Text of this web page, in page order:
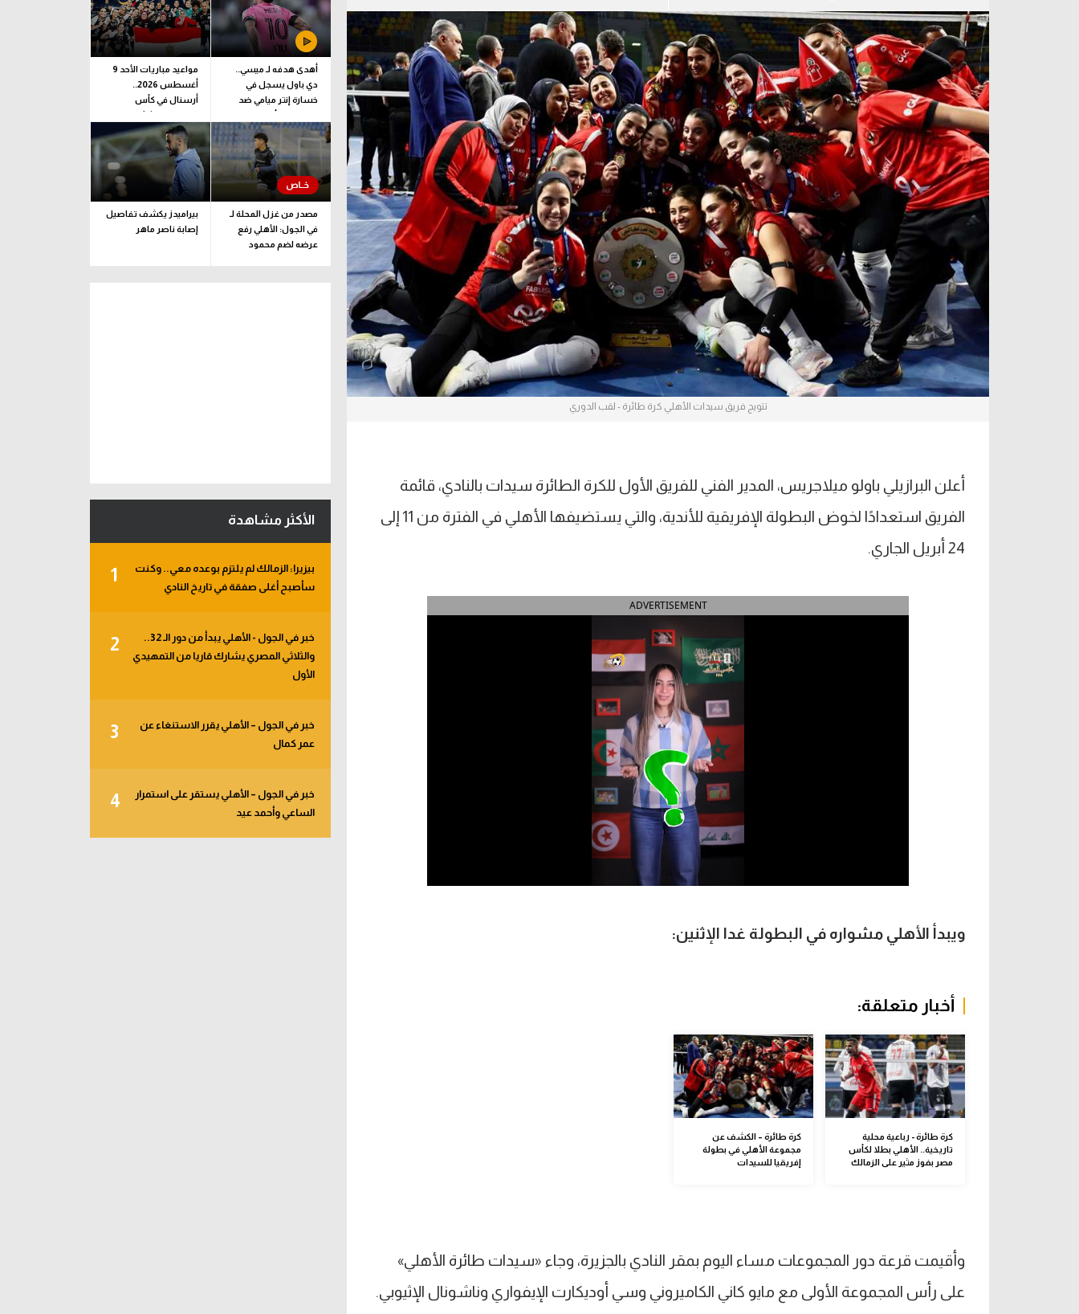
آراء حرة
ركن الألعاب
الدوري السعودي للمحترفين
دوري أبطال أوروبا
دوري أبطال إفريقيا
كل البطولات
دوري أبطال أوروبا
القسم الثاني
رياضات أخرى
آسيا
ركن الألعاب
تتويج فريق سيدات الأهلي كرة طائرة - لقب الدوري
أعلن البرازيلي باولو ميلاجريس، المدير الفني للفريق الأول للكرة الطائرة سيدات بالنادي، قائمة
الفريق استعدادًا لخوض البطولة الإفريقية للأندية، والتي يستضيفها الأهلي في الفترة من 11 إلى
24 أبريل الجاري.
ADVERTISEMENT
ويبدأ الأهلي مشواره في البطولة غدا الإثنين:
أخبار متعلقة:
كرة طائرة - رباعية محلية
تاريخية.. الأهلي بطلا لكأس
مصر بفوز مثير على الزمالك
كرة طائرة – الكشف عن
مجموعة الأهلي في بطولة
إفريقيا للسيدات
وأقيمت قرعة دور المجموعات مساء اليوم بمقر النادي بالجزيرة، وجاء «سيدات طائرة الأهلي»
على رأس المجموعة الأولى مع مايو كاني الكاميروني وسي أوديكارت الإيفواري وناشونال الإثيوبي.
أهدى هدفه لـ ميسي..
دي باول يسجل في
خسارة إنتر ميامي ضد
مونتيري بكأس الدوريات
مواعيد مباريات الأحد 9
أغسطس 2026..
أرسنال في كأس
الإمارات وناشئات اليد
للبرونزية
مصدر من غزل المحلة لـ
في الجول: الأهلي رفع
عرضه لضم محمود
بيراميدز يكشف تفاصيل
إصابة ناصر ماهر
الأكثر مشاهدة
1
بيزيرا: الزمالك لم يلتزم بوعده معي.. وكنت
سأصبح أغلى صفقة في تاريخ النادي
2
خبر في الجول - الأهلي يبدأ من دور الـ 32..
والثلاثي المصري يشارك قاريا من التمهيدي
الأول
3
خبر في الجول – الأهلي يقرر الاستنغاء عن
عمر كمال
4
خبر في الجول – الأهلي يستقر على استمرار
الساعي وأحمد عيد